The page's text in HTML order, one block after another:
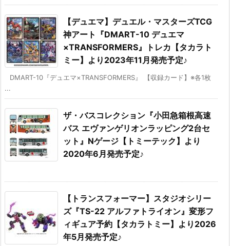
【デュエマ】デュエル・マスターズTCG
神アート『DMART-10 デュエマ
×TRANSFORMERS』トレカ【タカラト
ミー】より2023年11月発売予定♪
DMART-10『デュエマ×TRANSFORMERS』 【収録カード】※各1枚
...
ザ・バスコレクション『小田急箱根高速
バス エヴァンゲリオンラッピング2台セ
ット』Nゲージ【トミーテック】より
2020年6月発売予定♪
【トランスフォーマー】スタジオシリー
ズ『TS-22 アルファトライオン』変形フ
ィギュア予約【タカラトミー】より2026
年5月発売予定♪